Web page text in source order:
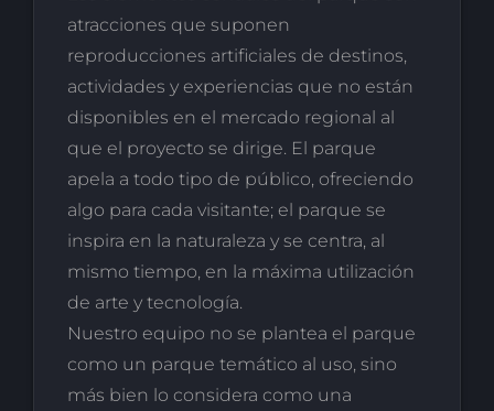
atracciones que suponen
reproducciones artificiales de destinos,
actividades y experiencias que no están
disponibles en el mercado regional al
que el proyecto se dirige. El parque
apela a todo tipo de público, ofreciendo
algo para cada visitante; el parque se
inspira en la naturaleza y se centra, al
mismo tiempo, en la máxima utilización
de arte y tecnología.
Nuestro equipo no se plantea el parque
como un parque temático al uso, sino
más bien lo considera como una